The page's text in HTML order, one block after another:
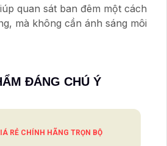
quan sát ban đêm một cách
mà không cần ánh sáng môi
ĐÁNG CHÚ Ý
RẺ CHÍNH HÃNG TRỌN BỘ